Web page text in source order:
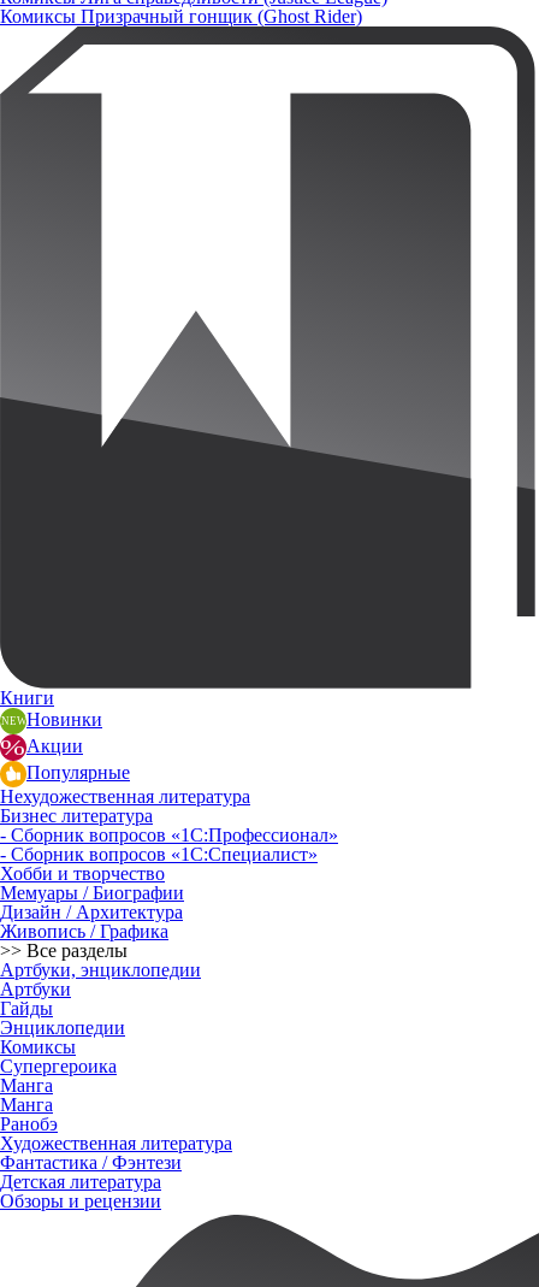
Комиксы Призрачный гонщик (Ghost Rider)
Книги
Новинки
Акции
Популярные
Нехудожественная литература
Бизнес литература
- Сборник вопросов «1С:Профессионал»
- Сборник вопросов «1С:Специалист»
Хобби и творчество
Мемуары / Биографии
Дизайн / Архитектура
Живопись / Графика
>> Все разделы
Артбуки, энциклопедии
Артбуки
Гайды
Энциклопедии
Комиксы
Супергероика
Манга
Манга
Ранобэ
Художественная литература
Фантастика / Фэнтези
Детская литература
Обзоры и рецензии